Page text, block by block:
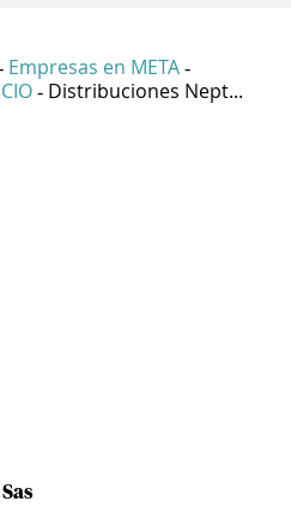
Empresas en META -
- Distribuciones Nept...